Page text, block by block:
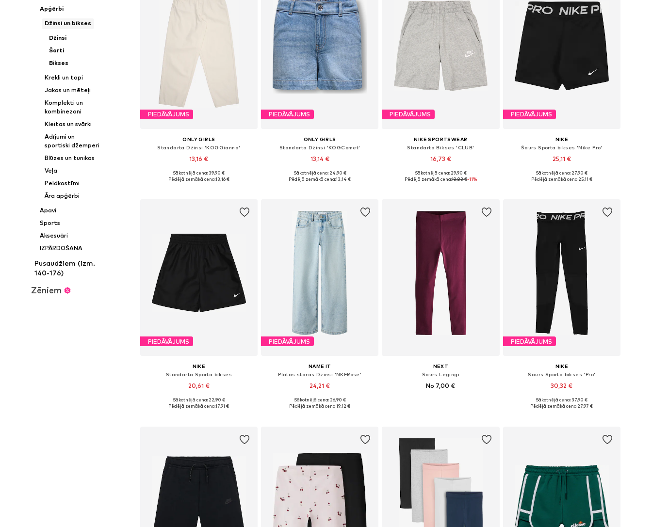
Apģērbi
Džinsi un bikses
Džinsi
Šorti
Bikses
Krekli un topi
Jakas un mēteļi
Komplekti un
kombinezoni
Kleitas un svārki
Adījumi un
sportiski džemperi
Blūzes un tunikas
Veļa
Peldkostīmi
Āra apģērbi
Apavi
Sports
Aksesuāri
IZPĀRDOŠANA
Pusaudžiem (izm.
140-176)
Zēniem
PIEDĀVĀJUMS
ONLY GIRLS
Standarta Džinsi 'KOGGianna'
13,16 €
Pieejams daudzos izmēros
Sākotnējā cena: 39,90 €
Pēdējā zemākā cena:13,16 €
PIEDĀVĀJUMS
ONLY GIRLS
Standarta Džinsi 'KOGComet'
13,14 €
Pieejams daudzos izmēros
Sākotnējā cena: 24,90 €
Pēdējā zemākā cena:13,14 €
PIEDĀVĀJUMS
NIKE SPORTSWEAR
Standarta Bikses 'CLUB'
16,73 €
Sākotnējā cena: 29,90 €
Pēdējā zemākā cena:18,83 €-11%
PIEDĀVĀJUMS
NIKE
Šaurs Sporta bikses 'Nike Pro'
25,11 €
Pieejams daudzos izmēros
Sākotnējā cena: 27,90 €
Pēdējā zemākā cena:25,11 €
PIEDĀVĀJUMS
NIKE
Standarta Sporta bikses
20,61 €
Pieejams daudzos izmēros
Sākotnējā cena: 22,90 €
Pēdējā zemākā cena:17,91 €
PIEDĀVĀJUMS
NAME IT
Platas staras Džinsi 'NKFRose'
24,21 €
+3
Pieejams daudzos izmēros
Sākotnējā cena: 26,90 €
Pēdējā zemākā cena:19,12 €
NEXT
Šaurs Legingi
No 7,00 €
PIEDĀVĀJUMS
NIKE
Šaurs Sporta bikses 'Pro'
30,32 €
Pieejams daudzos izmēros
Sākotnējā cena: 37,90 €
Pēdējā zemākā cena:27,97 €